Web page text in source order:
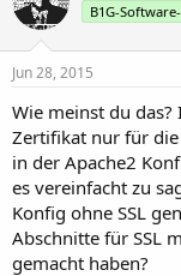
B1G-
Jun 28, 2015
Wie meinst du das?
Zertifikat nur für die
in der Apache2
es vereinfacht zu
Konfig ohne SSL
Abschnitte für SSL
gemacht haben?